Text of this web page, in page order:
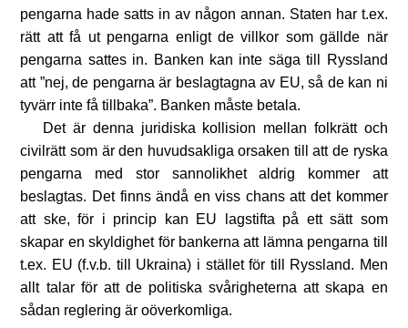
pengarna hade satts in av någon annan. Staten har t.ex.
rätt att få ut pengarna enligt de villkor som gällde när
pengarna sattes in. Banken kan inte säga till Ryssland
att ”nej, de pengarna är beslagtagna av EU, så de kan ni
tyvärr inte få tillbaka”. Banken måste betala.
Det är denna juridiska kollision mellan folkrätt och
civilrätt som är den huvudsakliga orsaken till att de ryska
pengarna med stor sannolikhet aldrig kommer att
beslagtas. Det finns ändå en viss chans att det kommer
att ske, för i princip kan EU lagstifta på ett sätt som
skapar en skyldighet för bankerna att lämna pengarna till
t.ex. EU (f.v.b. till Ukraina) i stället för till Ryssland. Men
allt talar för att de politiska svårigheterna att skapa en
sådan reglering är oöverkomliga.